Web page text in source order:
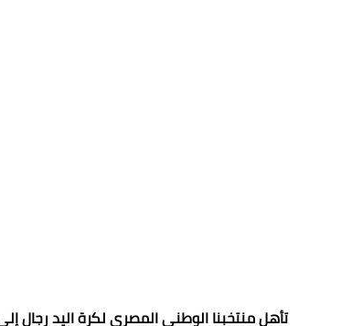
تأهل منتخبنا الوطني المصري لكرة اليد رجال